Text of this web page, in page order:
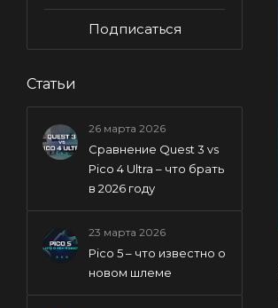
Подписаться
Статьи
26 марта 2026
Сравнение Quest 3 vs
Pico 4 Ultra – что брать
в 2026 году
23 марта 2026
Pico 5 – что известно о
новом шлеме